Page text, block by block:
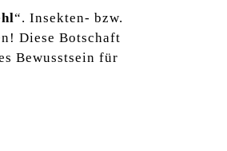
“. Insekten- bzw.
Diese Botschaft
Bewusstsein für